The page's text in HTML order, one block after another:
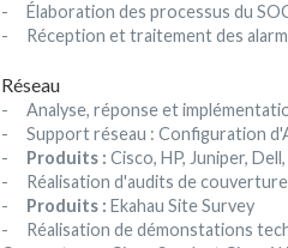
- Élaboration des processus du
- Réception et traitement des
Réseau
- Analyse, réponse et
- Support réseau : Configuration
- Produits : Cisco, HP, Juniper,
- Réalisation d'audits de
- Produits : Ekahau Site Survey
- Réalisation de démonstations